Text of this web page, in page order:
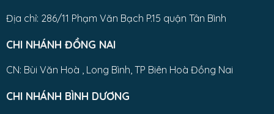
Địa chỉ: 286/11 Phạm Văn Bạch P.15 quận Tân Bình
CHI NHÁNH ĐỒNG NAI
CN: Bùi Văn Hoà , Long Bình, TP Biên Hoà Đồng Nai
CHI NHÁNH BÌNH DƯƠNG